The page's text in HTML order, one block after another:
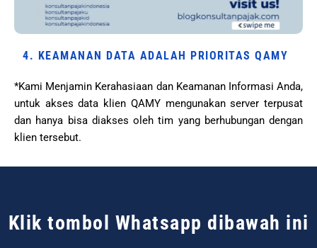
4. KEAMANAN DATA ADALAH PRIORITAS QAMY
*Kami Menjamin Kerahasiaan dan Keamanan Informasi Anda,
untuk akses data klien QAMY mengunakan server terpusat
dan hanya bisa diakses oleh tim yang berhubungan dengan
klien tersebut.
Klik tombol Whatsapp dibawah ini